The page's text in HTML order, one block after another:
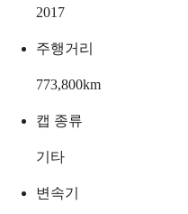
2017
주행거리
773,800km
캡 종류
기타
변속기